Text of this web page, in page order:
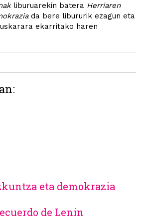
liburuarekin batera Herriaren
da bere libururik ezagun eta
ekarritako haren
eta demokrazia
de Lenin